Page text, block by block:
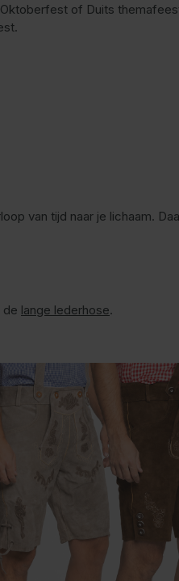
of Duits
van tijd naar je lichaam.
de lange lederhose.